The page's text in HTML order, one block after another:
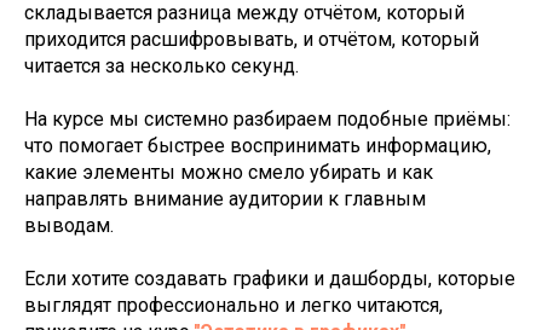
складывается разница между отчётом, который
приходится расшифровывать, и отчётом, который
читается за несколько секунд.
На курсе мы системно разбираем подобные приёмы:
что помогает быстрее воспринимать информацию,
какие элементы можно смело убирать и как
направлять внимание аудитории к главным
выводам.
Если хотите создавать графики и дашборды, которые
выглядят профессионально и легко читаются,